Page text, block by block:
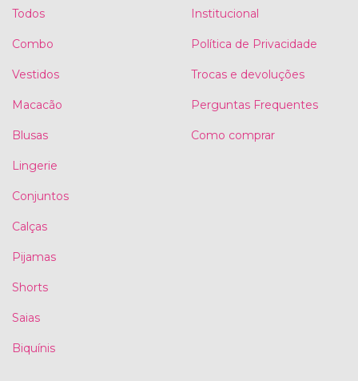
Todos
Combo
Vestidos
Macacão
Blusas
Lingerie
Conjuntos
Calças
Pijamas
Shorts
Saias
Biquínis
Institucional
Política de Privacidade
Trocas e devoluções
Perguntas Frequentes
Como comprar